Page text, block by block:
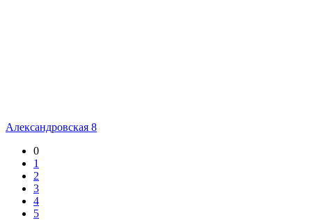
Александровская 8
0
1
2
3
4
5